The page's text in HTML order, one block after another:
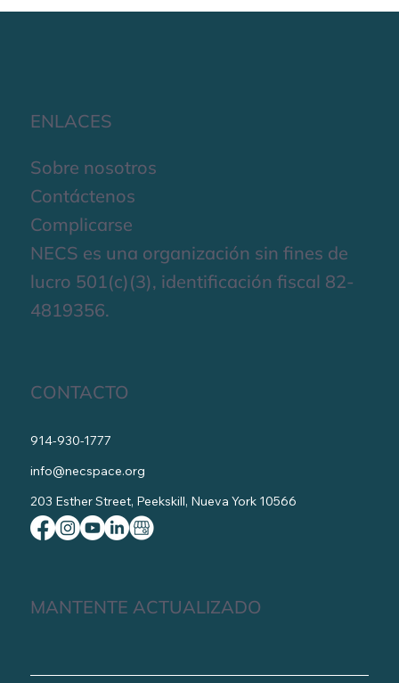
ENLACES
Sobre nosotros
Contáctenos
Complicarse
NECS es una organización sin fines de
lucro 501(c)(3), identificación fiscal 82-
4819356.
CONTACTO
914-930-1777
info@necspace.org
203 Esther Street, Peekskill, Nueva York 10566
MANTENTE ACTUALIZADO